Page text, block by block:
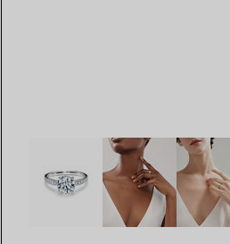
Tiffany Harmony®:Bague de